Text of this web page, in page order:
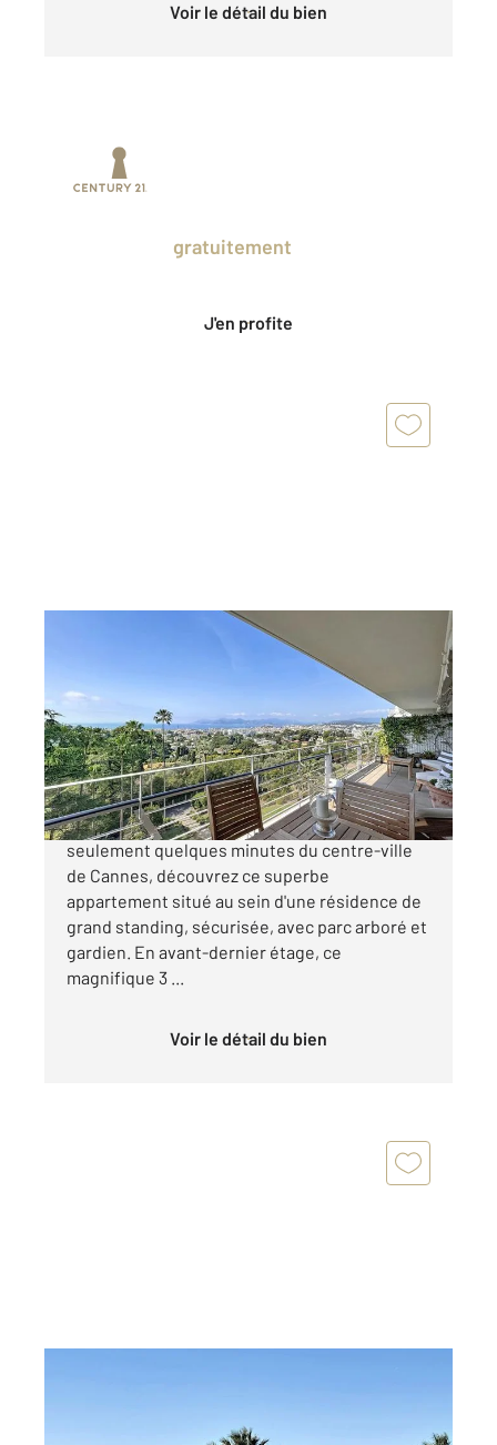
Voir le détail du bien
gratuitement
J'en profite
Appartement F3 à vendre
1 100 000 €
Cannes Secteur très résidentiel d'Isola Bella À
seulement quelques minutes du centre-ville
de Cannes, découvrez ce superbe
appartement situé au sein d'une résidence de
grand standing, sécurisée, avec parc arboré et
gardien. En avant-dernier étage, ce
magnifique 3 ...
Voir le détail du bien